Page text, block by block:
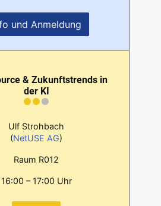
und Anmeldung
& Zukunftstrends in
der KI
Ulf Strohbach
(NetUSE AG)
Raum R012
16:00 – 17:00 Uhr